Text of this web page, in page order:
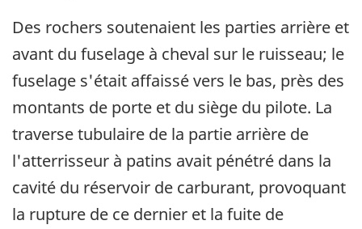
Des rochers soutenaient les parties arrière et
avant du fuselage à cheval sur le ruisseau; le
fuselage s'était affaissé vers le bas, près des
montants de porte et du siège du pilote. La
traverse tubulaire de la partie arrière de
l'atterrisseur à patins avait pénétré dans la
cavité du réservoir de carburant, provoquant
la rupture de ce dernier et la fuite de